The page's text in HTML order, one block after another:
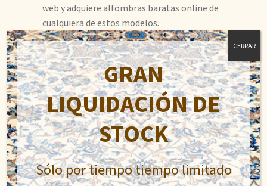
web y adquiere alfombras baratas online de
cualquiera de estos modelos.
Esperemos que con esta ampliaoferta en alfombras
económicas online podamos satisfacer sus necesidades y
encuentre la alfombra que mejor decore las estancias de
su hogar.
Encuentra alfombras
baratas en
GRAN
LIQUIDACIÓN DE
STOCK
Sólo por tiempo tiempo limitado
CERRAR